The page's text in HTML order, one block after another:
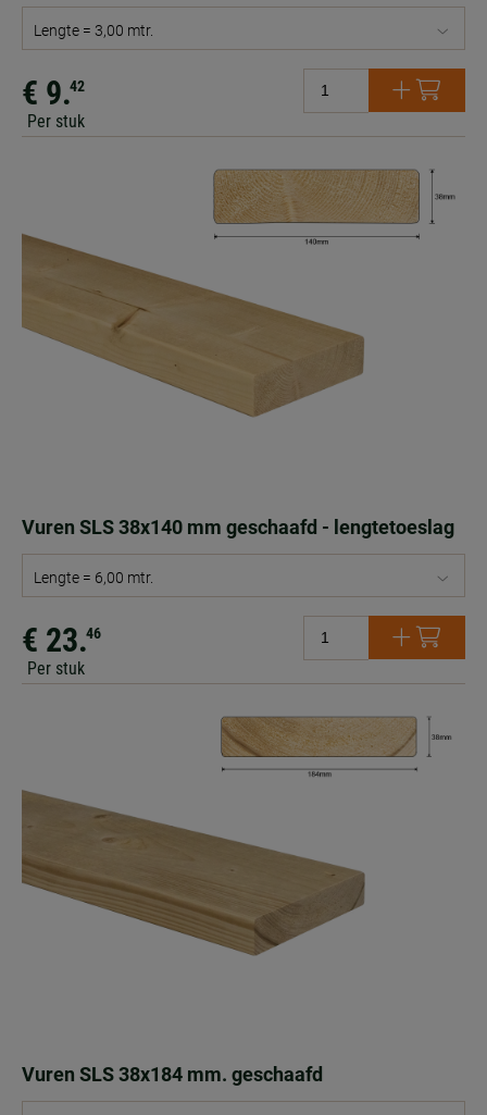
Lengte = 3,00 mtr.
€ 9.42
Per stuk
Vuren SLS 38x140 mm geschaafd - lengtetoeslag
Lengte = 6,00 mtr.
€ 23.46
Per stuk
Vuren SLS 38x184 mm. geschaafd